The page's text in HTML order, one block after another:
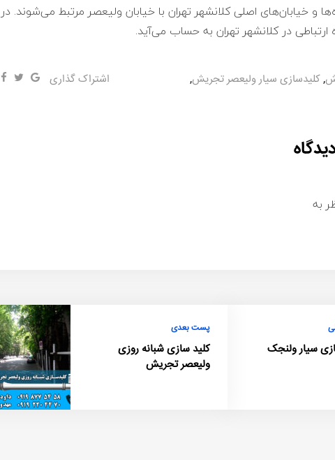
و خیابان‌های اصلی کلانشهر تهران با خیابان ولیعصر مرتبط می‌شوند. در
ارتباطی در کلانشهر تهران به حساب می‌آید.
,کلیدسازی سیار ولیعصر تجریش,
اشتراک گذاری
به
سیار ولنجک
پست بعدی
کلید سازی شبانه روزی
ولیعصر تجریش